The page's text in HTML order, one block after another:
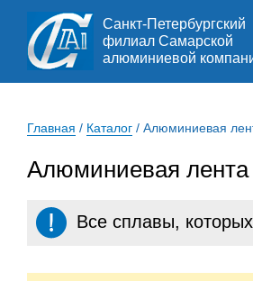
Санкт-Петербургский
филиал Самарской
алюминиевой
Главная / Каталог / Алюминиевая
Алюминиевая
Все сплавы,